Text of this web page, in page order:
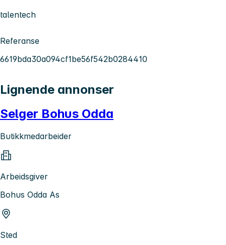
talentech
Referanse
6619bda30a094cf1be56f542b0284410
Lignende annonser
Selger Bohus Odda
Butikkmedarbeider
Arbeidsgiver
Bohus Odda As
Sted